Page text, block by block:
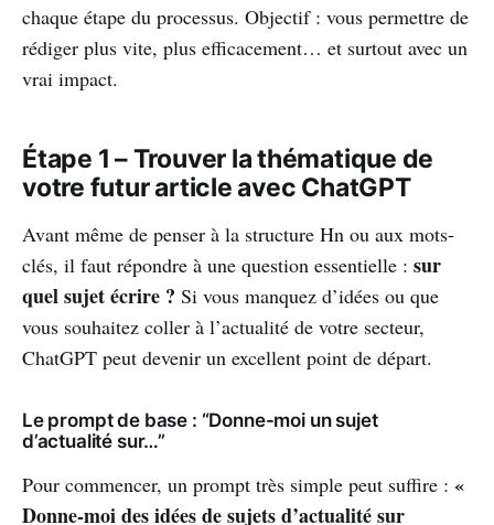
chaque étape du processus. Objectif : vous permettre de
rédiger plus vite, plus efficacement… et surtout avec un
vrai impact.
Étape 1 – Trouver la thématique de
votre futur article avec ChatGPT
Avant même de penser à la structure Hn ou aux mots-
clés, il faut répondre à une question essentielle : sur
quel sujet écrire ? Si vous manquez d’idées ou que
vous souhaitez coller à l’actualité de votre secteur,
ChatGPT peut devenir un excellent point de départ.
Le prompt de base : “Donne-moi un sujet
d’actualité sur…”
Pour commencer, un prompt très simple peut suffire : «
Donne-moi des idées de sujets d’actualité sur